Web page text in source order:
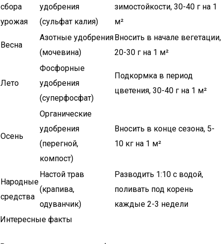
сбора
урожая
удобрения
(сульфат калия)
зимостойкости, 30-40 г на 1
м²
Весна
Азотные удобрения
(мочевина)
Вносить в начале вегетации,
20-30 г на 1 м²
Лето
Фосфорные
удобрения
(суперфосфат)
Подкормка в период
цветения, 30-40 г на 1 м²
Осень
Органические
удобрения
(перегной,
компост)
Вносить в конце сезона, 5-
10 кг на 1 м²
Народные
средства
Настой трав
(крапива,
одуванчик)
Разводить 1:10 с водой,
поливать под корень
каждые 2-3 недели
Интересные факты